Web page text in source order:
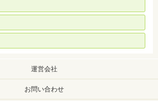
運営会社
お問い合わせ